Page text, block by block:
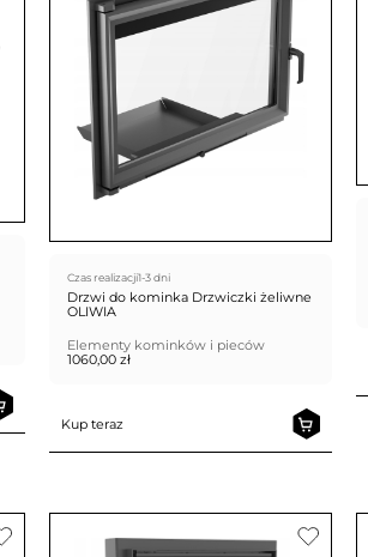
Czas realizacji1-3 dni
Drzwi do kominka Drzwiczki żeliwne
OLIWIA
Elementy kominków i pieców
1060,00 zł
Kup teraz